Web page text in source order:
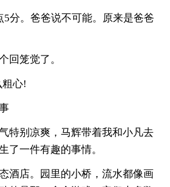
5分。爸爸说不可能。原来是爸爸
回笼觉了。
心!
特别凉爽，马辉带着我和小凡去
了一件有趣的事情。
酒店。园里的小桥，流水都像画